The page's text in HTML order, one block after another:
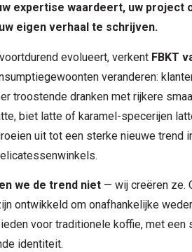
expertise waardeert, uw project
eigen verhaal te schrijven.
evolueert, verkent FBKT
veranderen:
troostende dranken met rijkere
biet latte of karamel-specerijen
uit tot een sterke nieuwe trend
we de trend niet — wij creëren ze.
ontwikkeld om onafhankelijke
voor traditionele koffie, met een
identiteit.